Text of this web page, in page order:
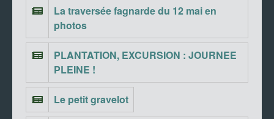
La traversée fagnarde du 12 mai en
photos
PLANTATION, EXCURSION : JOURNEE
PLEINE !
Le petit gravelot